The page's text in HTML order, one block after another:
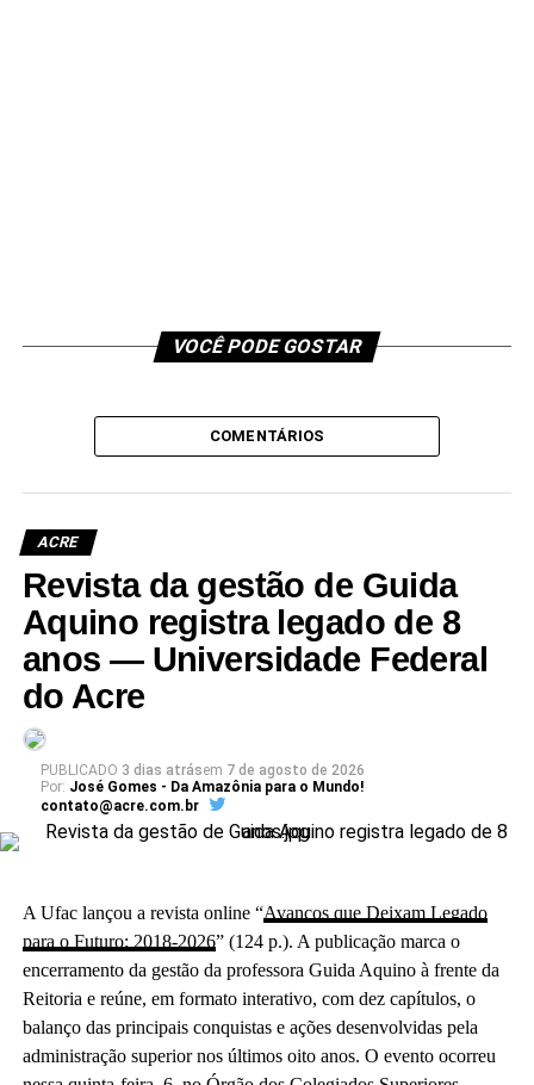
VOCÊ PODE GOSTAR
COMENTÁRIOS
ACRE
Revista da gestão de Guida
Aquino registra legado de 8
anos — Universidade Federal
do Acre
PUBLICADO 3 dias atrásem 7 de agosto de 2026
Por: José Gomes - Da Amazônia para o Mundo!
contato@acre.com.br
A Ufac lançou a revista online “Avanços que Deixam Legado
para o Futuro: 2018-2026” (124 p.). A publicação marca o
encerramento da gestão da professora Guida Aquino à frente da
Reitoria e reúne, em formato interativo, com dez capítulos, o
balanço das principais conquistas e ações desenvolvidas pela
administração superior nos últimos oito anos. O evento ocorreu